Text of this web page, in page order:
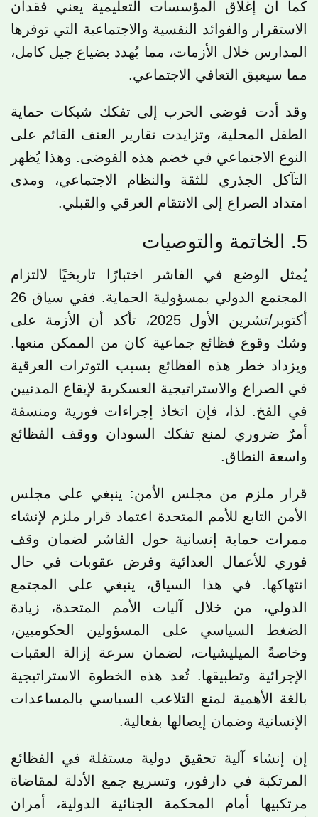
كما أن إغلاق المؤسسات التعليمية يعني فقدان
الاستقرار والفوائد النفسية والاجتماعية التي توفرها
المدارس خلال الأزمات، مما يُهدد بضياع جيل كامل،
مما سيعيق التعافي الاجتماعي.
وقد أدت فوضى الحرب إلى تفكك شبكات حماية
الطفل المحلية، وتزايدت تقارير العنف القائم على
النوع الاجتماعي في خضم هذه الفوضى. وهذا يُظهر
التآكل الجذري للثقة والنظام الاجتماعي، ومدى
امتداد الصراع إلى الانتقام العرقي والقبلي.
5. الخاتمة والتوصيات
يُمثل الوضع في الفاشر اختبارًا تاريخيًا لالتزام
المجتمع الدولي بمسؤولية الحماية. ففي سياق 26
أكتوبر/تشرين الأول 2025، تأكد أن الأزمة على
وشك وقوع فظائع جماعية كان من الممكن منعها.
ويزداد خطر هذه الفظائع بسبب التوترات العرقية
في الصراع والاستراتيجية العسكرية لإيقاع المدنيين
في الفخ. لذا، فإن اتخاذ إجراءات فورية ومنسقة
أمرٌ ضروري لمنع تفكك السودان ووقف الفظائع
واسعة النطاق.
قرار ملزم من مجلس الأمن: ينبغي على مجلس
الأمن التابع للأمم المتحدة اعتماد قرار ملزم لإنشاء
ممرات حماية إنسانية حول الفاشر لضمان وقف
فوري للأعمال العدائية وفرض عقوبات في حال
انتهاكها. في هذا السياق، ينبغي على المجتمع
الدولي، من خلال آليات الأمم المتحدة، زيادة
الضغط السياسي على المسؤولين الحكوميين،
وخاصةً الميليشيات، لضمان سرعة إزالة العقبات
الإجرائية وتطبيقها. تُعد هذه الخطوة الاستراتيجية
بالغة الأهمية لمنع التلاعب السياسي بالمساعدات
الإنسانية وضمان إيصالها بفعالية.
إن إنشاء آلية تحقيق دولية مستقلة في الفظائع
المرتكبة في دارفور، وتسريع جمع الأدلة لمقاضاة
مرتكبيها أمام المحكمة الجنائية الدولية، أمران